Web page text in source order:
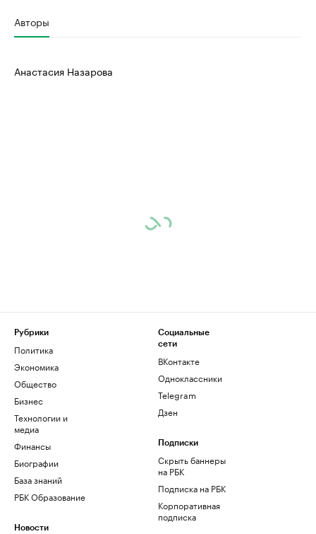
Авторы
Анастасия Назарова
Рубрики
Политика
Экономика
Общество
Бизнес
Технологии и
медиа
Финансы
Биографии
База знаний
РБК Образование
Новости
Социальные
сети
ВКонтакте
Одноклассники
Telegram
Дзен
Подписки
Скрыть баннеры
на РБК
Подписка на РБК
Корпоративная
подписка